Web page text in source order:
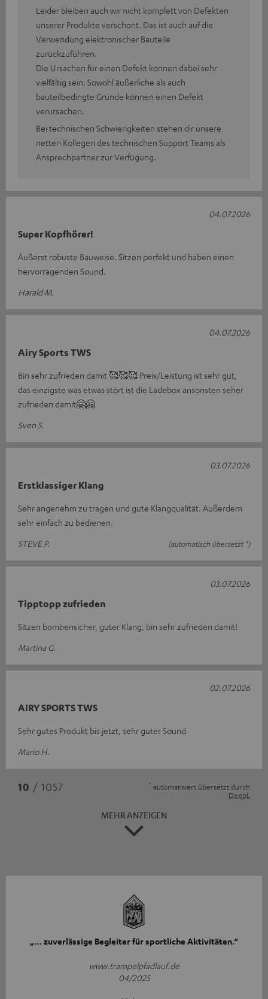
Leider bleiben auch wir nicht komplett von Defekten
unserer Produkte verschont. Das ist auch auf die
Verwendung elektronischer Bauteile
zurückzuführen.
Die Ursachen für einen Defekt können dabei sehr
vielfältig sein. Sowohl äußerliche als auch
bauteilbedingte Gründe können einen Defekt
verursachen.
Bei technischen Schwierigkeiten stehen dir unsere
netten Kollegen des technischen Support Teams als
Ansprechpartner zur Verfügung.
Super Kopfhörer!
Äußerst robuste Bauweise. Sitzen perfekt und haben einen
hervorragenden Sound.
Harald M.
04.07.2026
Airy Sports TWS
Bin sehr zufrieden damit 🥰🥰🥰 Preis/Leistung ist sehr gut,
das einzigste was etwas stört ist die Ladebox ansonsten seher
zufrieden damit🤗🤗
Sven S.
04.07.2026
Erstklassiger Klang
Sehr angenehm zu tragen und gute Klangqualität. Außerdem
sehr einfach zu bedienen.
STEVE P.
(automatisch übersetzt *)
03.07.2026
Tipptopp zufrieden
Sitzen bombensicher, guter Klang, bin sehr zufrieden damit!
Martina G.
03.07.2026
AIRY SPORTS TWS
Sehr gutes Produkt bis jetzt, sehr guter Sound
Mario H.
02.07.2026
10 / 1057 * automatisiert übersetzt durch
DeepL
MEHR ANZEIGEN
„… zuverlässige Begleiter für sportliche Aktivitäten.“
www.trampelpfadlauf.de
04/2025